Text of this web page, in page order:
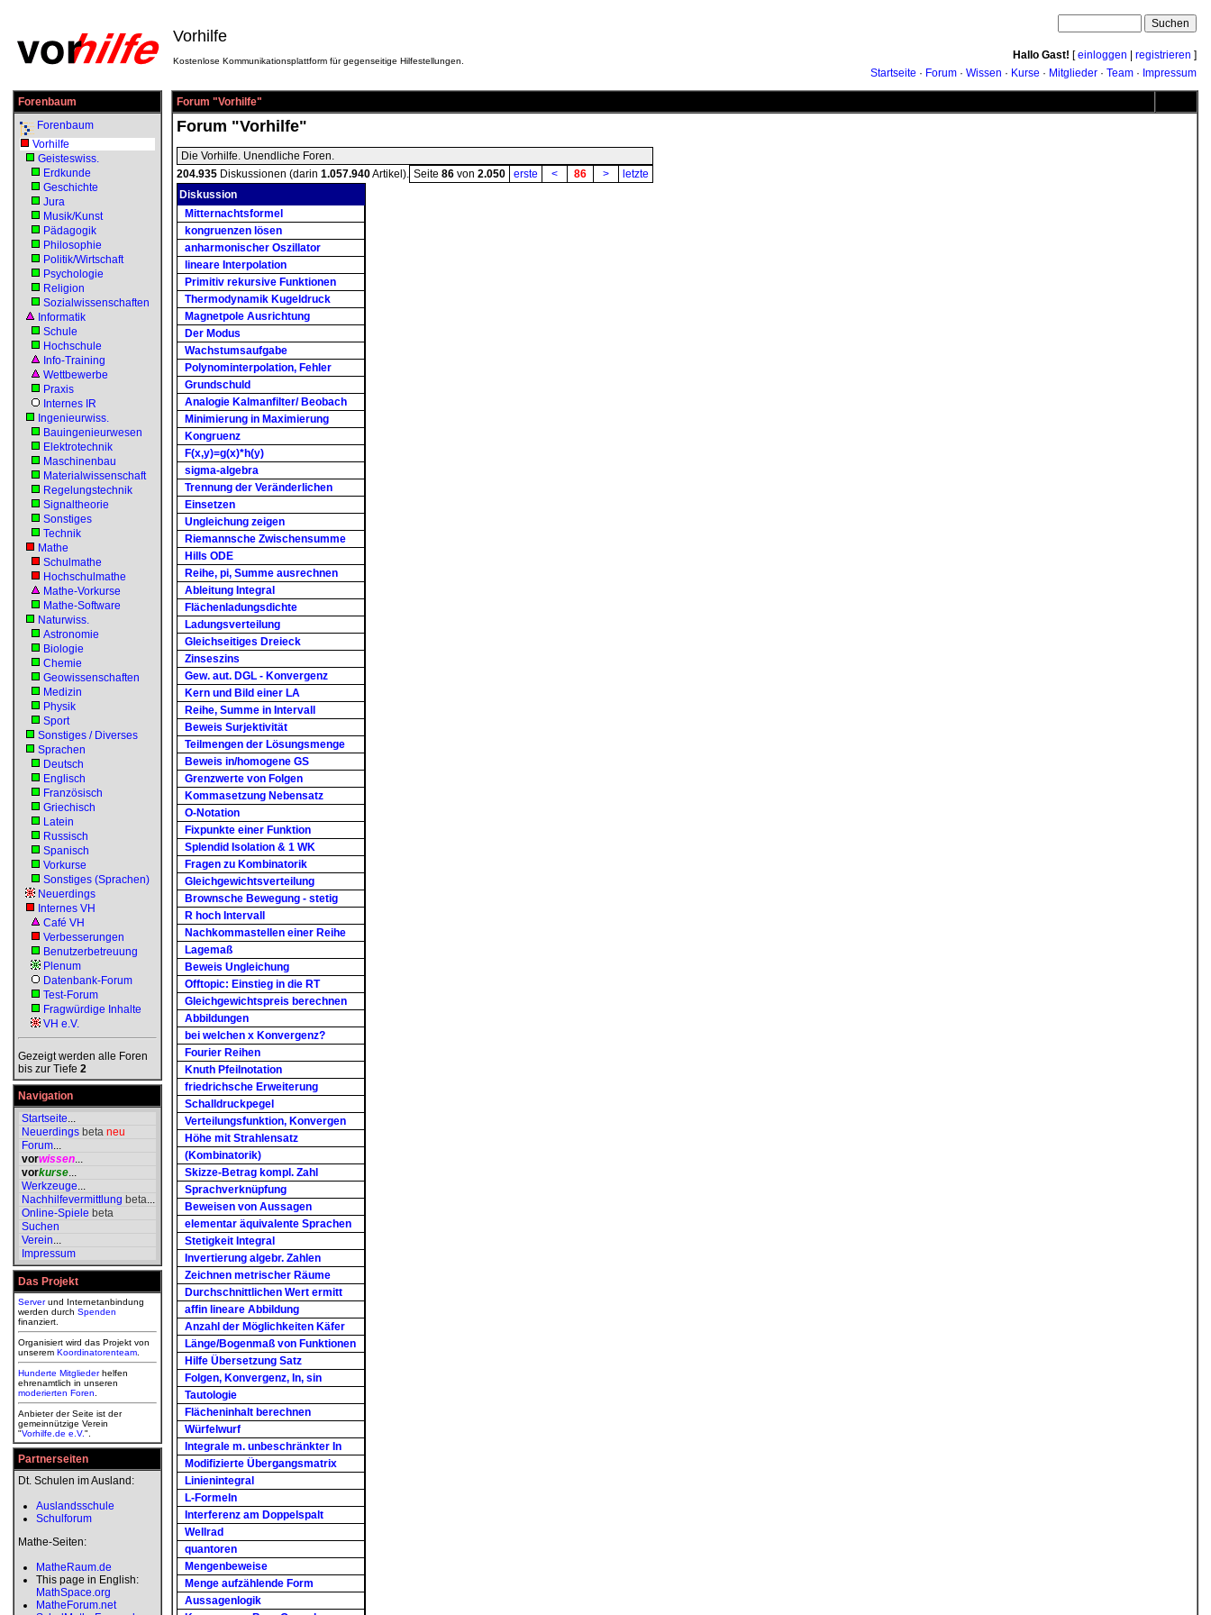
Vorhilfe
Kostenlose Kommunikationsplattform für gegenseitige Hilfestellungen. Hallo Gast! [einloggen registrieren ]
Startseite · Forum · Wissen · Kurse · Mitglieder · Team · Impressum
Forenbaum
Forenbaum
Vorhilfe
Geisteswiss.
Erdkunde
Geschichte
Jura
Musik/Kunst
Pädagogik
Philosophie
Politik/Wirtschaft
Psychologie
Religion
Sozialwissenschaften
Informatik
Schule
Hochschule
Info-Training
Wettbewerbe
Praxis
Internes IR
Ingenieurwiss.
Bauingenieurwesen
Elektrotechnik
Maschinenbau
Materialwissenschaft
Regelungstechnik
Signaltheorie
Sonstiges
Technik
Mathe
Schulmathe
Hochschulmathe
Mathe-Vorkurse
Mathe-Software
Naturwiss.
Astronomie
Biologie
Chemie
Geowissenschaften
Medizin
Physik
Sport
Sonstiges / Diverses
Sprachen
Deutsch
Englisch
Französisch
Griechisch
Latein
Russisch
Spanisch
Vorkurse
Sonstiges (Sprachen)
Neuerdings
Internes VH
Café VH
Verbesserungen
Benutzerbetreuung
Plenum
Datenbank-Forum
Test-Forum
Fragwürdige Inhalte
VH e.V.
Gezeigt werden alle Foren
bis zur Tiefe 2
Navigation
Startseite...
Neuerdings beta neu
Forum...
vorwissen...
vorkurse...
Werkzeuge...
Nachhilfevermittlung beta...
Online-Spiele beta
Suchen
Verein...
Impressum
Das Projekt
Serverund Internetanbindung
werden durch Spenden
finanziert.
Organisiert wird das Projekt von
unserem Koordinatorenteam
Hunderte Mitgliederhelfen
ehrenamtlich in unseren
moderierten Foren
Anbieter der Seite ist der
gemeinnützige Verein
"Vorhilfe.de e.V.".
Partnerseiten
Dt. Schulen im Ausland:
Auslandsschule
Schulforum
Mathe-Seiten:
MatheRaum.de
This page in English:
MathSpace.org
MatheForum.net
Forum "Vorhilfe"
Forum "Vorhilfe"
Die Vorhilfe. Unendliche Foren.
204.935 Diskussionen (darin 1.057.940Artikel). Seite 86 von 2.050 erste < 86 >
letzte
Diskussion
Mitternachtsformel
kongruenzen lösen
anharmonischer Oszillator
lineare Interpolation
Primitiv rekursive Funktionen
Thermodynamik Kugeldruck
Magnetpole Ausrichtung
Der Modus
Wachstumsaufgabe
Polynominterpolation, Fehler
Grundschuld
Analogie Kalmanfilter/ Beobach
Minimierung in Maximierung
Kongruenz
F(x,y)=g(x)*h(y)
sigma-algebra
Trennung der Veränderlichen
Einsetzen
Ungleichung zeigen
Riemannsche Zwischensumme
Hills ODE
Reihe, pi, Summe ausrechnen
Ableitung Integral
Flächenladungsdichte
Ladungsverteilung
Gleichseitiges Dreieck
Zinseszins
Gew. aut. DGL - Konvergenz
Kern und Bild einer LA
Reihe, Summe in Intervall
Beweis Surjektivität
Teilmengen der Lösungsmenge
Beweis in/homogene GS
Grenzwerte von Folgen
Kommasetzung Nebensatz
O-Notation
Fixpunkte einer Funktion
Splendid Isolation & 1 WK
Fragen zu Kombinatorik
Gleichgewichtsverteilung
Brownsche Bewegung - stetig
R hoch Intervall
Nachkommastellen einer Reihe
Lagemaß
Beweis Ungleichung
Offtopic: Einstieg in die RT
Gleichgewichtspreis berechnen
Abbildungen
bei welchen x Konvergenz?
Fourier Reihen
Knuth Pfeilnotation
friedrichsche Erweiterung
Schalldruckpegel
Verteilungsfunktion, Konvergen
Höhe mit Strahlensatz
(Kombinatorik)
Skizze-Betrag kompl. Zahl
Sprachverknüpfung
Beweisen von Aussagen
elementar äquivalente Sprachen
Stetigkeit Integral
Invertierung algebr. Zahlen
Zeichnen metrischer Räume
Durchschnittlichen Wert ermitt
affin lineare Abbildung
Anzahl der Möglichkeiten Käfer
Länge/Bogenmaß von Funktionen
Hilfe Übersetzung Satz
Folgen, Konvergenz, ln, sin
Tautologie
Flächeninhalt berechnen
Würfelwurf
Integrale m. unbeschränkter In
Modifizierte Übergangsmatrix
Linienintegral
L-Formeln
Interferenz am Doppelspalt
Wellrad
quantoren
Mengenbeweise
Menge aufzählende Form
Aussagenlogik